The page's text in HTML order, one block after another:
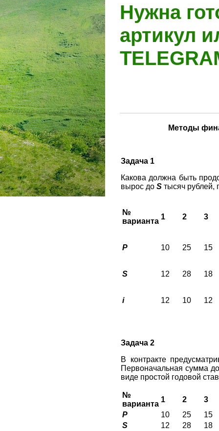
Нужна
артикул
Методы
Задача 1
Какова должна быть
вырос до S тысяч рублей,
№
варианта
1 2 3
P 10 25 15
S 12 28 18
i 12 10 12
Задача 2
В контракте
Первоначальная сумма
виде простой годовой
№
варианта
1 2
3
P
10 25
15
S
12 28
18